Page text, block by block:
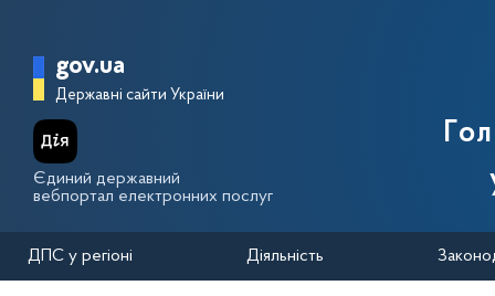
Головна сторінка Державної
gov.ua
Державні сайти України
Єдиний державний
вебпортал електронних послуг
ДПС у регіоні Діяльність